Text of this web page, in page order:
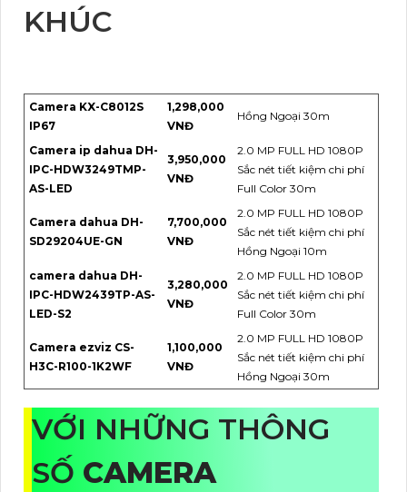
KHÚC
Camera KX-C8012S
IP67
1,298,000
VNĐ
Hồng Ngoại 30m
Camera ip dahua DH-
IPC-HDW3249TMP-
AS-LED
3,950,000
VNĐ
2.0 MP FULL HD 1080P
Sắc nét tiết kiệm chi phí
Full Color 30m
Camera dahua DH-
SD29204UE-GN
7,700,000
VNĐ
2.0 MP FULL HD 1080P
Sắc nét tiết kiệm chi phí
Hồng Ngoại 10m
camera dahua DH-
IPC-HDW2439TP-AS-
LED-S2
3,280,000
VNĐ
2.0 MP FULL HD 1080P
Sắc nét tiết kiệm chi phí
Full Color 30m
Camera ezviz CS-
H3C-R100-1K2WF
1,100,000
VNĐ
2.0 MP FULL HD 1080P
Sắc nét tiết kiệm chi phí
Hồng Ngoại 30m
VỚI NHỮNG THÔNG
SỐ CAMERA